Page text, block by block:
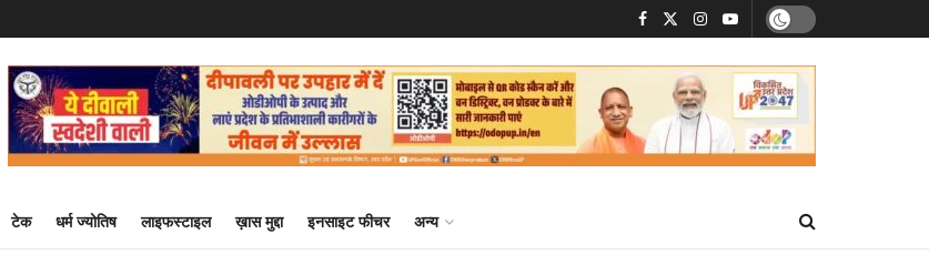
टेक धर्म ज्योतिष लाइफस्टाइल ख़ास मुद्दा इनसाइट फीचर अन्य